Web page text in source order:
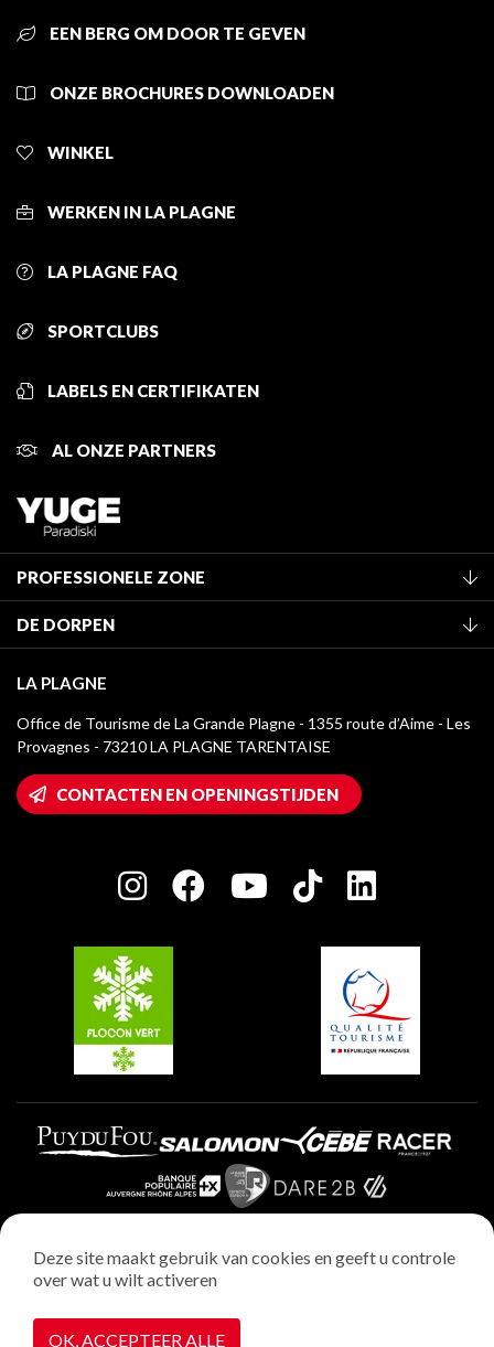
EEN BERG OM DOOR TE GEVEN
ONZE BROCHURES DOWNLOADEN
WINKEL
WERKEN IN LA PLAGNE
LA PLAGNE FAQ
SPORTCLUBS
LABELS EN CERTIFIKATEN
AL ONZE PARTNERS
PROFESSIONELE ZONE
Classificatie van de gemeubileerde accommodaties
Verblijfstaks
Mediatheek
La Plagne logo's
Wifi toegang
Huis van de eigenaar
Charter van toegewijde spelers
DE DORPEN
Champagny-en-Vanoise
Montchavin - Les Coches
Plagne 1800
Plagne Villages
Plagne Aime 2000
LA PLAGNE
Office de Tourisme de La Grande Plagne - 1355 route d’Aime - Les
Provagnes - 73210 LA PLAGNE TARENTAISE
CONTACTEN EN OPENINGSTIJDEN
Wettelijke vermeldingen
Privacybeleid
Realisatie : StudioJuillet
Deze site maakt gebruik van cookies en geeft u controle
over wat u wilt activeren
OK, ACCEPTEER ALLE